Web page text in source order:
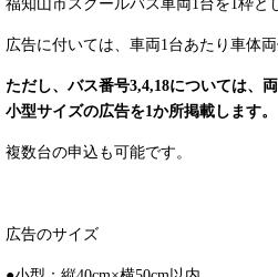
福知山市スクールバス車両1台を1枠と
広告に付いては、車両1台あたり車体
ただし、バス番号3,4,18については、
小型サイズの広告を1か所掲載します。
複数台の申込も可能です。
広告のサイズ